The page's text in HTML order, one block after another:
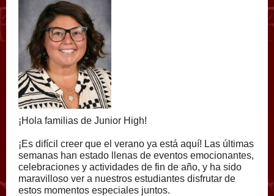
¡Hola familias de Junior High!
¡Es difícil creer que el verano ya está aquí! Las últimas
semanas han estado llenas de eventos emocionantes,
celebraciones y actividades de fin de año, y ha sido
maravilloso ver a nuestros estudiantes disfrutar de
estos momentos especiales juntos.